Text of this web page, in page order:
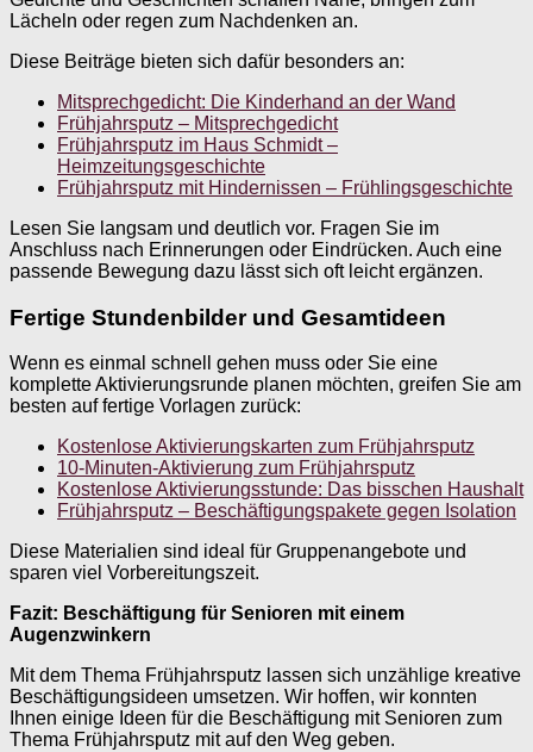
Lächeln oder regen zum Nachdenken an.
Diese Beiträge bieten sich dafür besonders an:
Mitsprechgedicht: Die Kinderhand an der Wand
Frühjahrsputz – Mitsprechgedicht
Frühjahrsputz im Haus Schmidt –
Heimzeitungsgeschichte
Frühjahrsputz mit Hindernissen – Frühlingsgeschichte
Lesen Sie langsam und deutlich vor. Fragen Sie im
Anschluss nach Erinnerungen oder Eindrücken. Auch eine
passende Bewegung dazu lässt sich oft leicht ergänzen.
Fertige Stundenbilder und Gesamtideen
Wenn es einmal schnell gehen muss oder Sie eine
komplette Aktivierungsrunde planen möchten, greifen Sie am
besten auf fertige Vorlagen zurück:
Kostenlose Aktivierungskarten zum Frühjahrsputz
10-Minuten-Aktivierung zum Frühjahrsputz
Kostenlose Aktivierungsstunde: Das bisschen Haushalt
Frühjahrsputz – Beschäftigungspakete gegen Isolation
Diese Materialien sind ideal für Gruppenangebote und
sparen viel Vorbereitungszeit.
Fazit: Beschäftigung für Senioren mit einem
Augenzwinkern
Mit dem Thema Frühjahrsputz lassen sich unzählige kreative
Beschäftigungsideen umsetzen. Wir hoffen, wir konnten
Ihnen einige Ideen für die Beschäftigung mit Senioren zum
Thema Frühjahrsputz mit auf den Weg geben.